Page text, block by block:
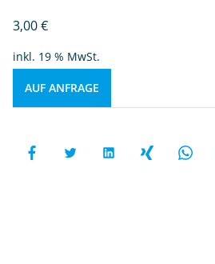
3,00€
inkl. 19 % MwSt.
AUF ANFRAGE